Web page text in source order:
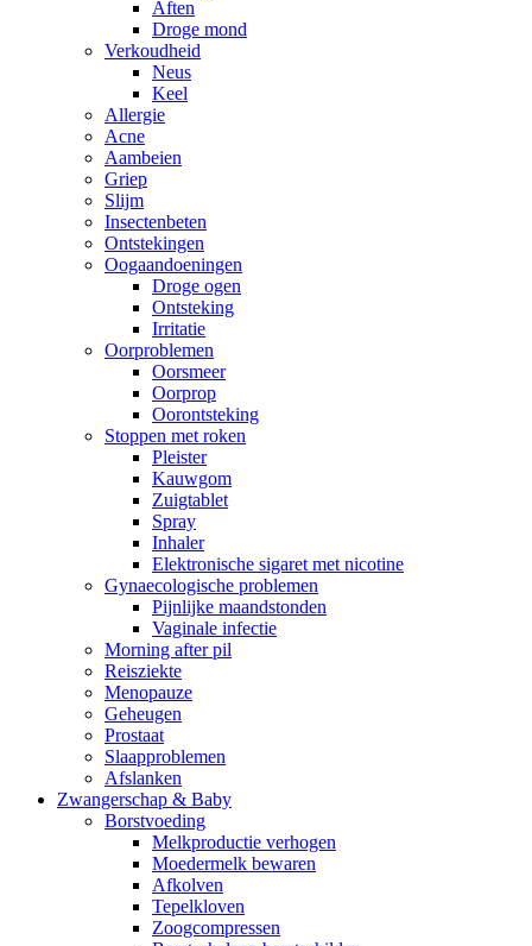
Aften
Droge mond
Verkoudheid
Neus
Keel
Allergie
Acne
Aambeien
Griep
Slijm
Insectenbeten
Ontstekingen
Oogaandoeningen
Droge ogen
Ontsteking
Irritatie
Oorproblemen
Oorsmeer
Oorprop
Oorontsteking
Stoppen met roken
Pleister
Kauwgom
Zuigtablet
Spray
Inhaler
Elektronische sigaret met nicotine
Gynaecologische problemen
Pijnlijke maandstonden
Vaginale infectie
Morning after pil
Reisziekte
Menopauze
Geheugen
Prostaat
Slaapproblemen
Afslanken
Zwangerschap & Baby
Borstvoeding
Melkproductie verhogen
Moedermelk bewaren
Afkolven
Tepelkloven
Zoogcompressen